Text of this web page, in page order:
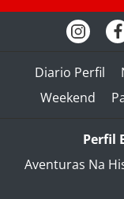
Diario Perfil
Weekend
Perfil
Aventuras Na